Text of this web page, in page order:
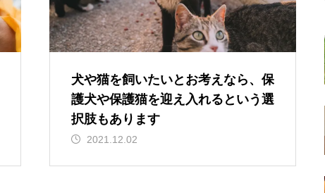
犬や猫を飼いたいとお考えなら、保
護犬や保護猫を迎え入れるという選
択肢もあります
2021.12.02